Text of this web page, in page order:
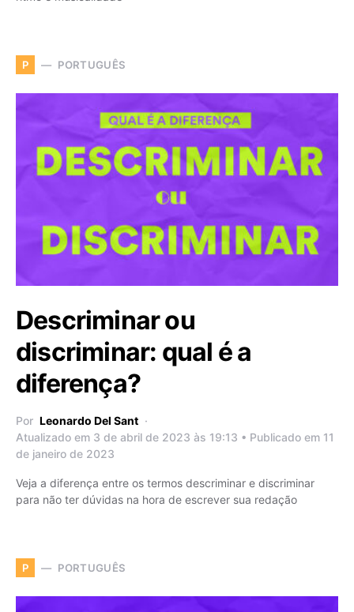
P PORTUGUÊS
Descriminar ou
discriminar: qual é a
diferença?
Por Leonardo Del Sant
Atualizado em 3 de abril de 2023 às 19:13 • Publicado em 11
de janeiro de 2023
Veja a diferença entre os termos descriminar e discriminar
para não ter dúvidas na hora de escrever sua redação
P PORTUGUÊS